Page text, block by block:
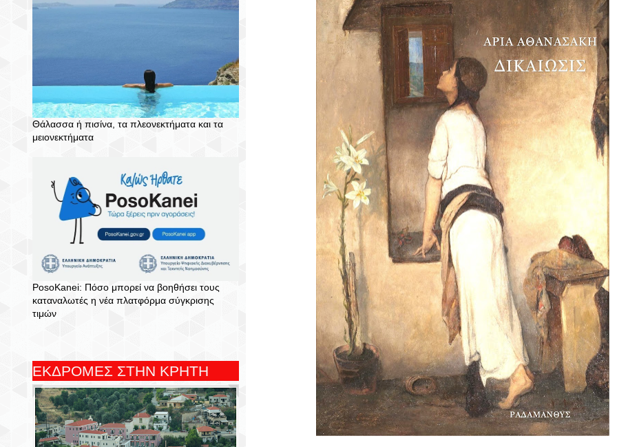
Θάλασσα ή πισίνα, τα πλεονεκτήματα και τα
μειονεκτήματα
PosoKanei: Πόσο μπορεί να βοηθήσει τους
καταναλωτές η νέα πλατφόρμα σύγκρισης
τιμών
ΕΚΔΡΟΜΕΣ ΣΤΗΝ ΚΡΗΤΗ